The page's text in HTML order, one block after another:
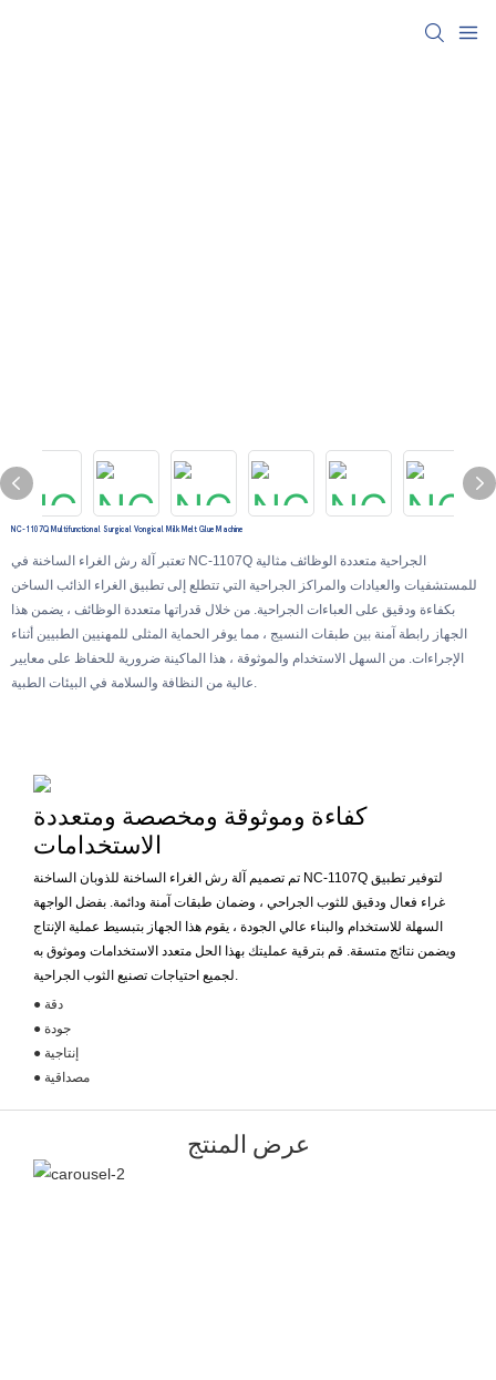
NC-1107Q Multifunctional Surgical Vongical Milk Melt Glue Machine
تعتبر آلة رش الغراء الساخنة في NC-1107Q الجراحية متعددة الوظائف مثالية
للمستشفيات والعيادات والمراكز الجراحية التي تتطلع إلى تطبيق الغراء الذائب الساخن
بكفاءة ودقيق على العباءات الجراحية. من خلال قدراتها متعددة الوظائف ، يضمن هذا
الجهاز رابطة آمنة بين طبقات النسيج ، مما يوفر الحماية المثلى للمهنيين الطبيين أثناء
الإجراءات. من السهل الاستخدام والموثوقة ، هذا الماكينة ضرورية للحفاظ على معايير
عالية من النظافة والسلامة في البيئات الطبية.
كفاءة وموثوقة ومخصصة ومتعددة
تم تصميم آلة رش الغراء الساخنة للذوبان الساخنة NC-1107Q لتوفير تطبيق
غراء فعال ودقيق للثوب الجراحي ، وضمان طبقات آمنة ودائمة. بفضل الواجهة
السهلة للاستخدام والبناء عالي الجودة ، يقوم هذا الجهاز بتبسيط عملية الإنتاج
ويضمن نتائج متسقة. قم بترقية عمليتك بهذا الحل متعدد الاستخدامات وموثوق به
● دقة
● جودة
● إنتاجية
● مصداقية
عرض المنتج